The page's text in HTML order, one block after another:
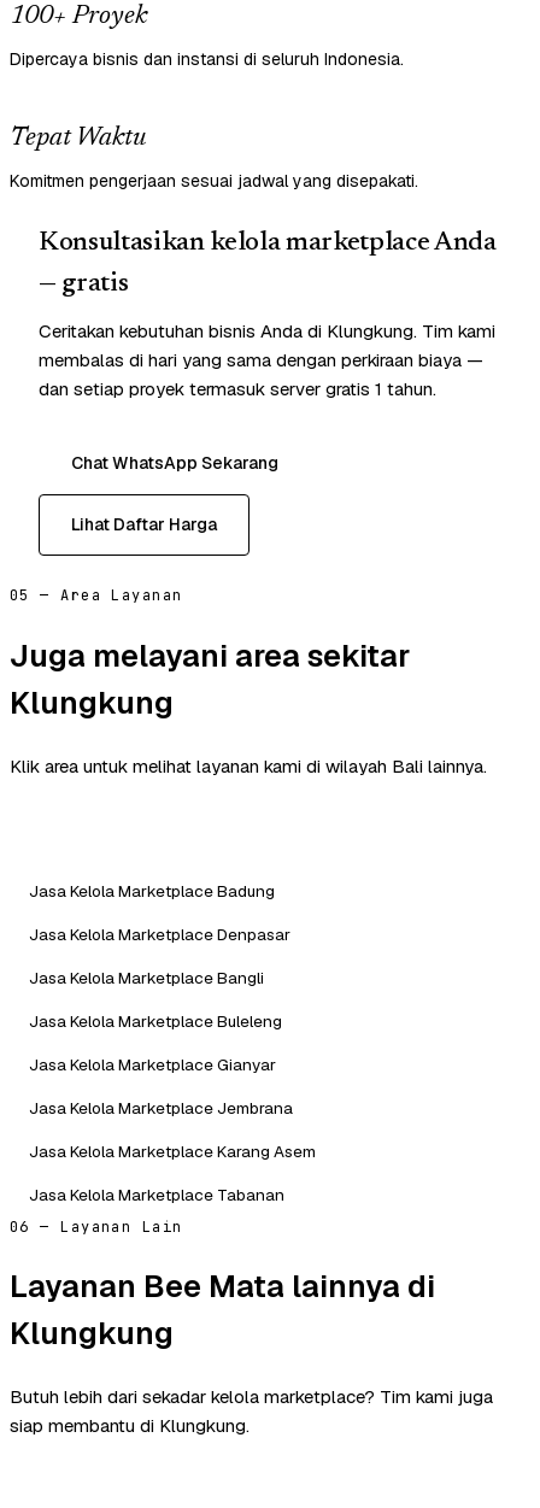
100+ Proyek
Dipercaya bisnis dan instansi di seluruh Indonesia.
Tepat Waktu
Komitmen pengerjaan sesuai jadwal yang disepakati.
Konsultasikan kelola marketplace Anda
— gratis
Ceritakan kebutuhan bisnis Anda di Klungkung. Tim kami
membalas di hari yang sama dengan perkiraan biaya —
dan setiap proyek termasuk server gratis 1 tahun.
Chat WhatsApp Sekarang
Lihat Daftar Harga
05 — Area Layanan
Juga melayani area sekitar
Klungkung
Klik area untuk melihat layanan kami di wilayah Bali lainnya.
Jasa Kelola Marketplace Badung
Jasa Kelola Marketplace Denpasar
Jasa Kelola Marketplace Bangli
Jasa Kelola Marketplace Buleleng
Jasa Kelola Marketplace Gianyar
Jasa Kelola Marketplace Jembrana
Jasa Kelola Marketplace Karang Asem
Jasa Kelola Marketplace Tabanan
06 — Layanan Lain
Layanan Bee Mata lainnya di
Klungkung
Butuh lebih dari sekadar kelola marketplace? Tim kami juga
siap membantu di Klungkung.